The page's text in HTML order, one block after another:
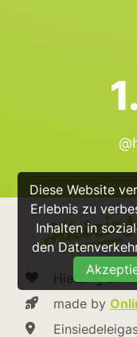
Diese Website
Erlebnis zu
Inhalten in
den
Hietzing.at
made by